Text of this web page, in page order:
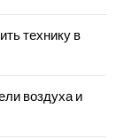
технику в
воздуха и